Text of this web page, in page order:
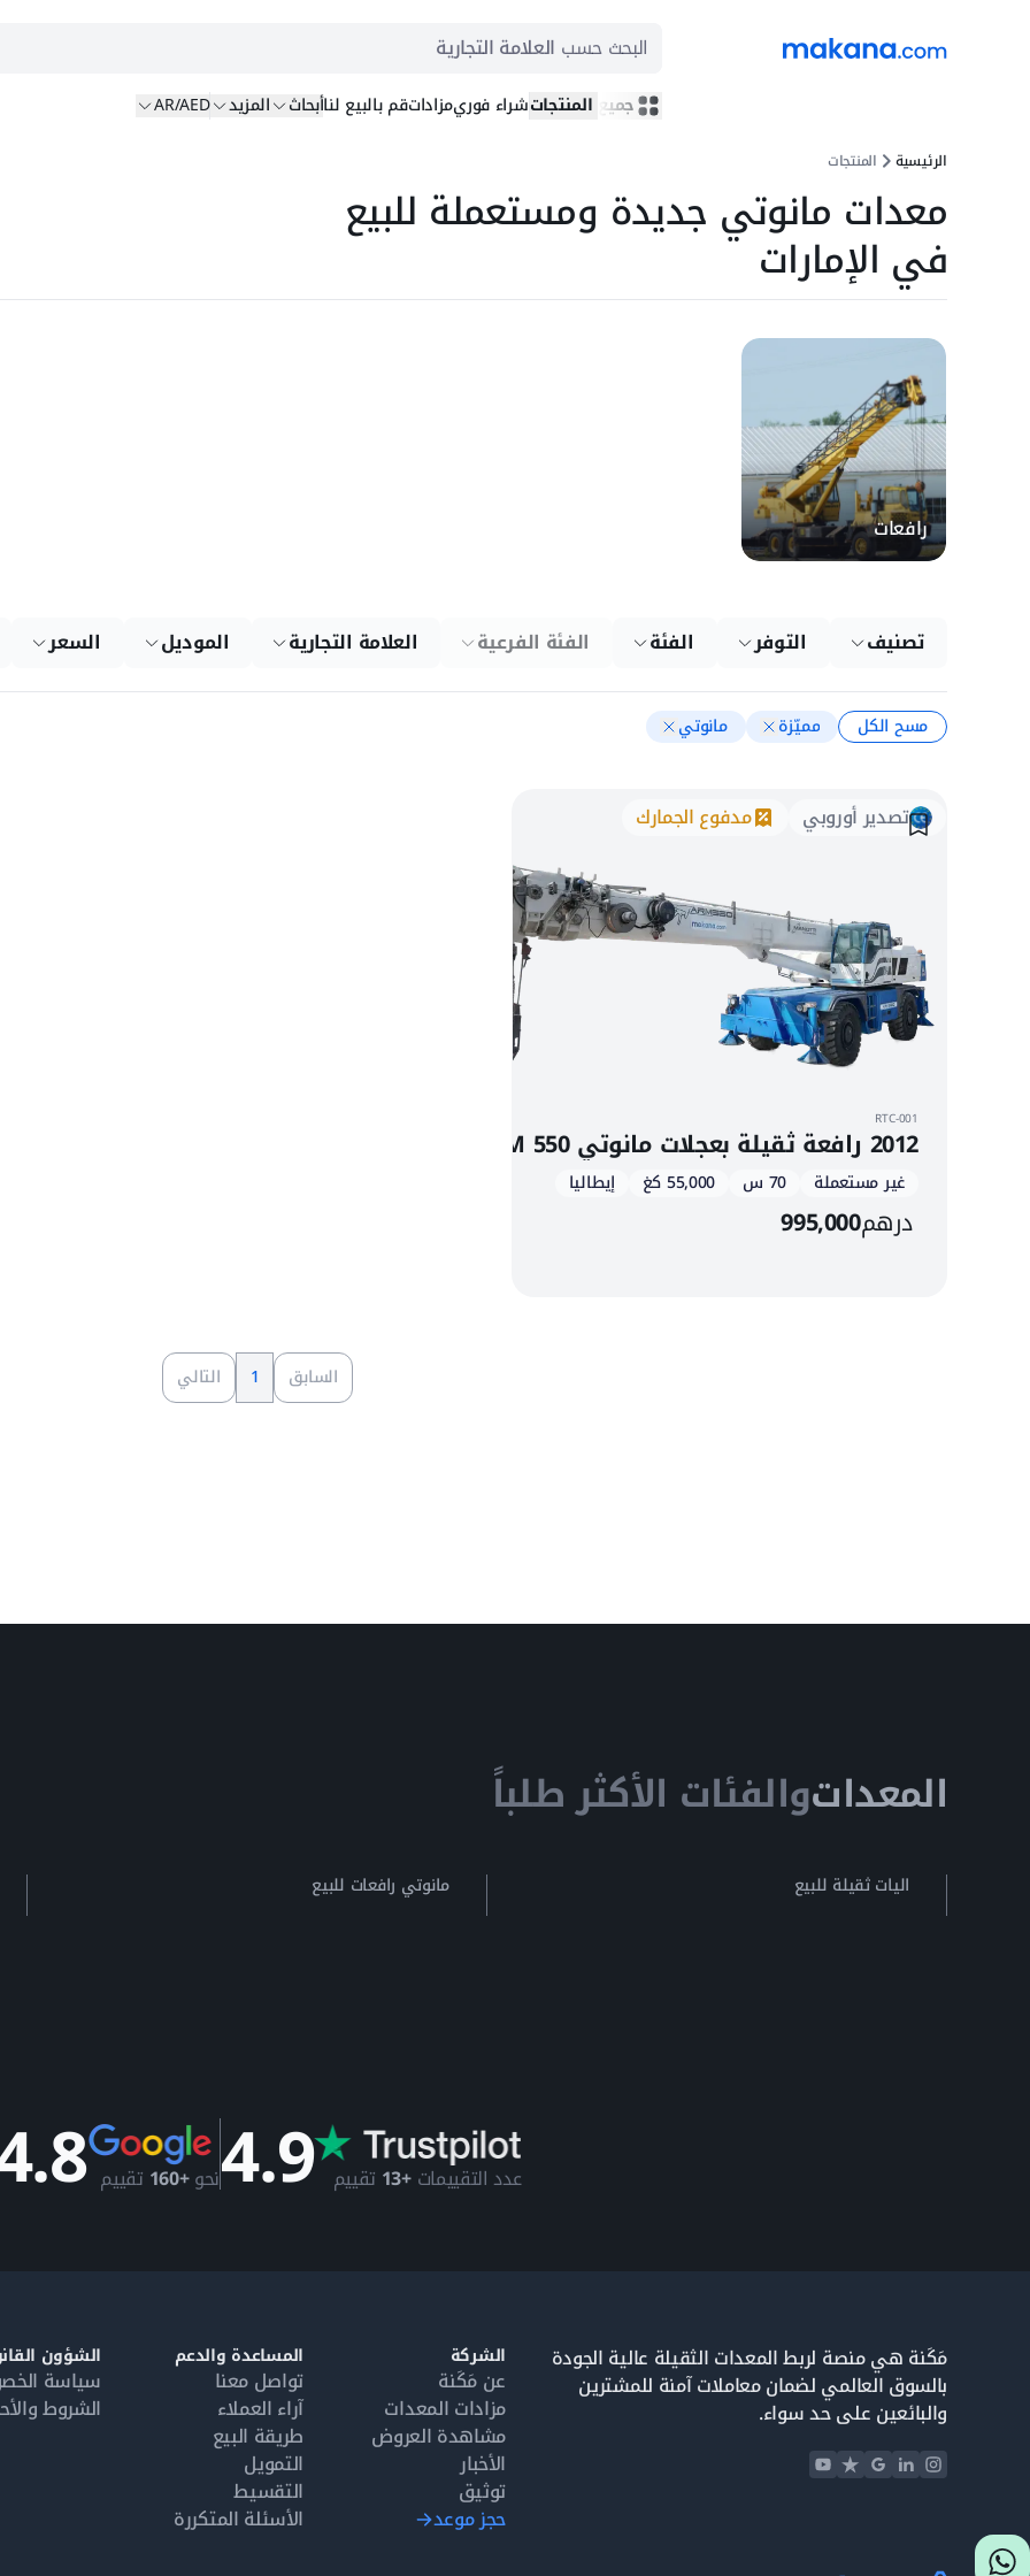
البحث حسب العلامة التجارية
جميع المنتجاتشراء فوريمزاداتقم بالبيع لناأبحاث المزيد AR/AED
الرئيسية المنتجات
معدات مانوتي جديدة ومستعملة للبيع
في الإمارات
رافعات
تصنيف التوفر الفئة الفئة الفرعية العلامة التجارية الموديل السعر
مسح الكل مميّزة مانوتي
تصدير أوروبي مدفوع الجمارك
RTC-001
2012 رافعة ثقيلة بعجلات مانوتي ARM 550
غير مستعملة 70 س 55,000 كغ إيطاليا
درهم995,000
السابق 1 التالي
المعداتوالفئات الأكثر طلباً
اليات ثقيلة للبيع مانوتي رافعات للبيع
عدد التقييمات+13 تقييم 4.9نحو+160 تقييم
مَكَنة هي منصة لربط المعدات الثقيلة عالية الجودة
بالسوق العالمي لضمان معاملات آمنة للمشترين
والبائعين على حد سواء.
الشركة
عن مَكَنة
مزادات المعدات
مشاهدة العروض
الأخبار
توثيق
حجز موعد
المساعدة والدعم
تواصل معنا
آراء العملاء
طريقة البيع
التمويل
التقسيط
الأسئلة المتكررة
الشؤون
سياسة
الشروط